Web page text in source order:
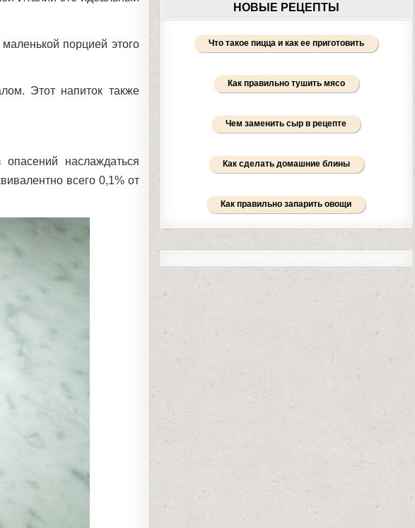
порцией этого
Этот напиток также
наслаждаться
всего 0,1% от
НОВЫЕ РЕЦЕПТЫ
Что такое пицца и как ее приготовить
Как правильно тушить мясо
Чем заменить сыр в рецепте
Как сделать домашние блины
Как правильно запарить овощи